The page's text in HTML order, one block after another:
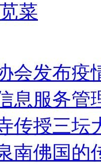
菜
会发布疫
息服务管
传授三坛
南佛国的